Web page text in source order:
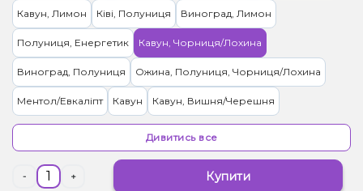
Кавун, Лимон Ківі, Полуниця Виноград, Лимон
Полуниця, Енергетик Кавун, Чорниця/Лохина
Виноград, Полуниця Ожина, Полуниця, Чорниця/Лохина
Ментол/Евкаліпт Кавун Кавун, Вишня/Черешня
Капучіно Персик, Чай
Дивитись все
- + Купити